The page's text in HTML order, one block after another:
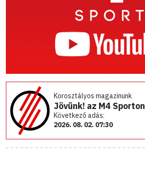
Korosztályos magazinunk
Jövünk! az M4 Sporton
Következő adás:
2026. 08. 02. 07:30